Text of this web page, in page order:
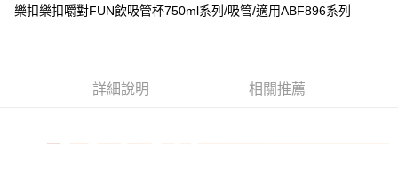
【注意事項】
2.基於同意付款使用「大哥付你分期」之契約關係目的，商店將以您的個人
資料（包含姓名、電話或地址）提供予台灣大哥大進項蒐集、處理及利用，
樂扣樂扣嚼對FUN飲吸管杯750ml系列/吸管/適用ABF896系列
詳細說明 相關推薦